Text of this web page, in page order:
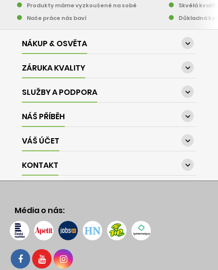
Produkty máme vyzkoušené na sobě
Naše práce nás baví
Skvělá
Důkladná
NÁKUP & OSVĚTA 
ZÁRUKA KVALITY 
SLUŽBY A PODPORA 
NÁŠ PŘÍBĚH 
VÁŠ ÚČET 
KONTAKT 
Média o nás: